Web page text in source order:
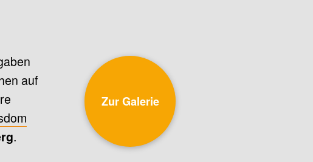
auf
.
Zur Galerie